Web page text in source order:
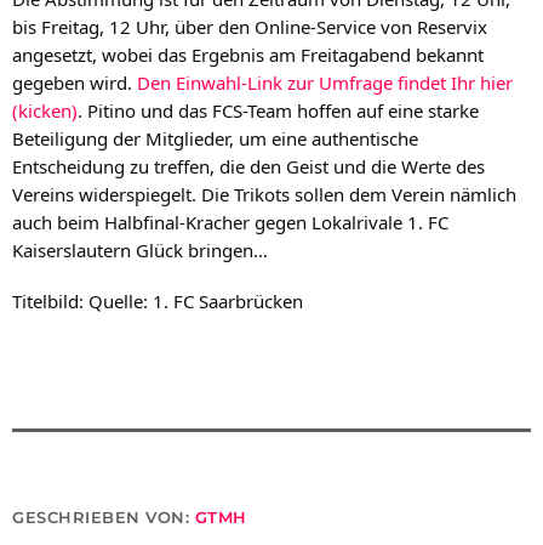
bis Freitag, 12 Uhr, über den Online-Service von Reservix
angesetzt, wobei das Ergebnis am Freitagabend bekannt
gegeben wird. Den Einwahl-Link zur Umfrage findet Ihr hier
(kicken). Pitino und das FCS-Team hoffen auf eine starke
Beteiligung der Mitglieder, um eine authentische
Entscheidung zu treffen, die den Geist und die Werte des
Vereins widerspiegelt. Die Trikots sollen dem Verein nämlich
auch beim Halbfinal-Kracher gegen Lokalrivale 1. FC
Kaiserslautern Glück bringen…
Titelbild: Quelle: 1. FC Saarbrücken
GESCHRIEBEN VON: GTMH